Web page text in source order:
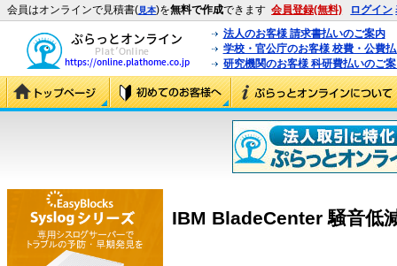
会員はオンラインで見積書(見本)を無料で作成できます 会員登録(無料) ログイン
法人のお客様 請求書払いのご案内
学校・官公庁のお客様 校費・公費
研究機関のお客様 科研費払いのご
IBM BladeCenter 騒音低